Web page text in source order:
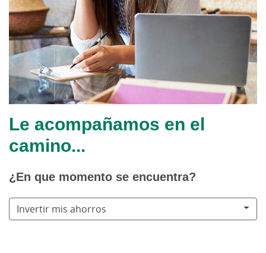
Le acompañamos en el
camino...
¿En que momento se encuentra?
Invertir mis ahorros